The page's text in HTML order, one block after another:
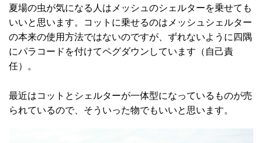
夏場の虫が気になる人はメッシュのシェルターを乗せても
いいと思います。コットに乗せるのはメッシュシェルター
の本来の使用方法ではないのですが、ずれないように四隅
にパラコードを付けてペグダウンしています（自己責
任）。
最近はコットとシェルターが一体型になっているものが売
られているので、そういった物でもいいと思います。